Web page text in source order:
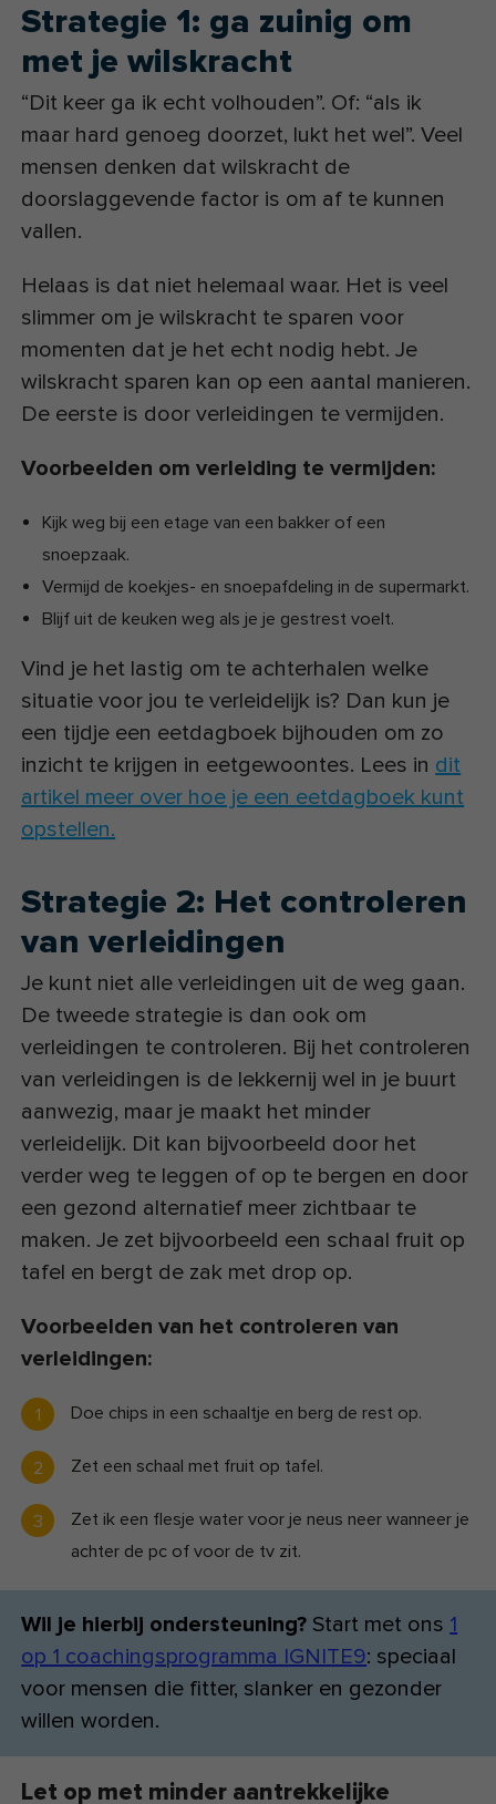
Strategie 1: ga zuinig om
met je wilskracht
“Dit keer ga ik echt volhouden”. Of: “als ik
maar hard genoeg doorzet, lukt het wel”. Veel
mensen denken dat wilskracht de
doorslaggevende factor is om af te kunnen
vallen.
Helaas is dat niet helemaal waar. Het is veel
slimmer om je wilskracht te sparen voor
momenten dat je het echt nodig hebt. Je
wilskracht sparen kan op een aantal manieren.
De eerste is door verleidingen te vermijden.
Voorbeelden om verleiding te vermijden:
Kijk weg bij een etage van een bakker of een
snoepzaak.
Vermijd de koekjes- en snoepafdeling in de supermarkt.
Blijf uit de keuken weg als je je gestrest voelt.
Vind je het lastig om te achterhalen welke
situatie voor jou te verleidelijk is? Dan kun je
een tijdje een eetdagboek bijhouden om zo
inzicht te krijgen in eetgewoontes. Lees in dit
artikel meer over hoe je een eetdagboek kunt
opstellen.
Strategie 2: Het controleren
van verleidingen
Je kunt niet alle verleidingen uit de weg gaan.
De tweede strategie is dan ook om
verleidingen te controleren. Bij het controleren
van verleidingen is de lekkernij wel in je buurt
aanwezig, maar je maakt het minder
verleidelijk. Dit kan bijvoorbeeld door het
verder weg te leggen of op te bergen en door
een gezond alternatief meer zichtbaar te
maken. Je zet bijvoorbeeld een schaal fruit op
tafel en bergt de zak met drop op.
Voorbeelden van het controleren van
verleidingen:
Doe chips in een schaaltje en berg de rest op.
Zet een schaal met fruit op tafel.
Zet ik een flesje water voor je neus neer wanneer je
achter de pc of voor de tv zit.
Wil je hierbij ondersteuning? Start met ons 1
op 1 coachingsprogramma IGNITE9: speciaal
voor mensen die fitter, slanker en gezonder
willen worden.
Let op met minder aantrekkelijke